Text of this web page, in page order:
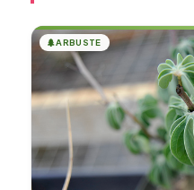
🌲ARBUSTE